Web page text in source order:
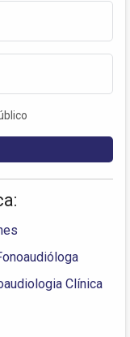
Clínica